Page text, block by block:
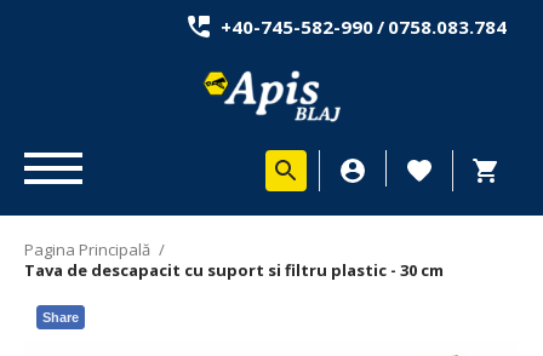
+40-745-582-990/ 0758.083.784
Pagina Principală /
Tava de descapacit cu suport si filtru plastic - 30 cm
Share